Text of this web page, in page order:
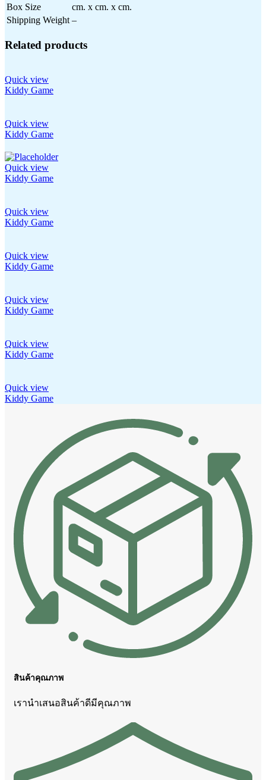
Box Size
cm. x cm. x cm.
Shipping Weight –
Related products
Quick view
Kiddy Game
Quick view
Kiddy Game
Quick view
Kiddy Game
Quick view
Kiddy Game
Quick view
Kiddy Game
Quick view
Kiddy Game
Quick view
Kiddy Game
Quick view
Kiddy Game
สินค้าคุณภาพ
เรานำเสนอสินค้าดีมีคุณภาพ